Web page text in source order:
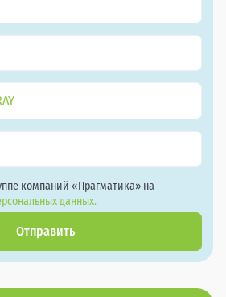
компаний «Прагматика» на
данных.
Отправить